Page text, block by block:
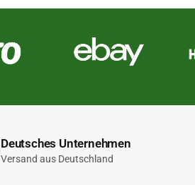
Deutsches Unternehmen
Versand aus Deutschland